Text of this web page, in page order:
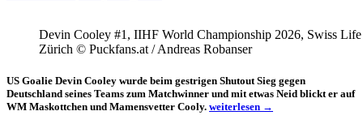
Devin Cooley #1, IIHF World Championship 2026, Swiss
Zürich © Puckfans.at / Andreas Robanser
US Goalie Devin Cooley wurde beim gestrigen Shutout Sieg gegen
Deutschland seines Teams zum Matchwinner und mit etwas Neid blickt er auf
WM Maskottchen und Mamensvetter Cooly. USA
weiterlesen →